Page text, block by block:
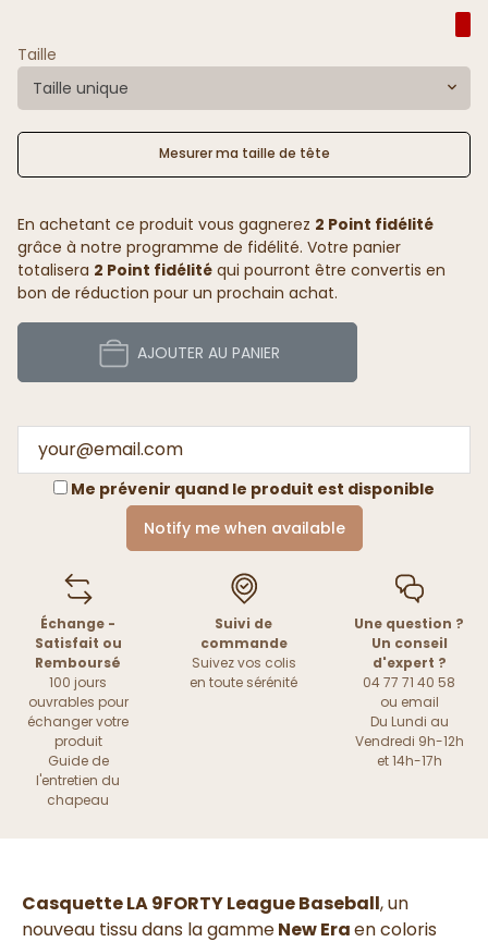
Taille
Taille unique
Mesurer ma taille de tête
En achetant ce produit vous gagnerez 2 Point fidélité
grâce à notre programme de fidélité. Votre panier
totalisera 2 Point fidélité qui pourront être convertis en
bon de réduction pour un prochain achat.
AJOUTER AU PANIER
Me prévenir quand le produit est disponible
Notify me when available
Échange -
Satisfait ou
Remboursé
100 jours
ouvrables pour
échanger votre
produit
Guide de
l'entretien du
chapeau
Suivi de
commande
Suivez vos colis
en toute sérénité
Une question ?
Un conseil
d'expert ?
04 77 71 40 58
ou email
Du Lundi au
Vendredi 9h-12h
et 14h-17h
Casquette LA 9FORTY League Baseball, un
nouveau tissu dans la gammeNew Eraen coloris